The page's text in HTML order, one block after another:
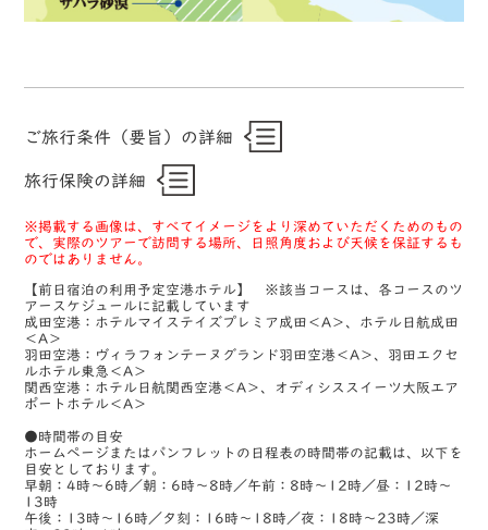
ご旅行条件（要旨）の詳細
旅行保険の詳細
※掲載する画像は、すべてイメージをより深めていただくためのもの
で、実際のツアーで訪問する場所、日照角度および天候を保証するも
のではありません。
【前日宿泊の利用予定空港ホテル】 ※該当コースは、各コースのツ
アースケジュールに記載しています
成田空港：ホテルマイステイズプレミア成田＜A＞、ホテル日航成田
＜A＞
羽田空港：ヴィラフォンテーヌグランド羽田空港＜A＞、羽田エクセ
ルホテル東急＜A＞
関西空港：ホテル日航関西空港＜A＞、オディシススイーツ大阪エア
ポートホテル＜A＞
●時間帯の目安
ホームページまたはパンフレットの日程表の時間帯の記載は、以下を
目安としております。
早朝：4時～6時／朝：6時～8時／午前：8時～12時／昼：12時～
13時
午後：13時～16時／夕刻：16時～18時／夜：18時～23時／深